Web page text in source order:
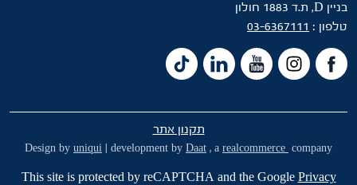
בניין D, ת.ד 1883 חולון
טלפון : 03-6367111
תקנון אתר
Design by uniqui | development by Daat , a realcommerce company
This site is protected by reCAPTCHA and the Google Privacy